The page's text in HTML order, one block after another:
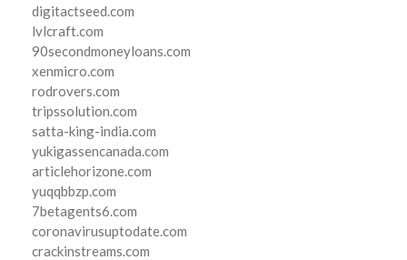
digitactseed.com
lvlcraft.com
90secondmoneyloans.com
xenmicro.com
rodrovers.com
tripssolution.com
satta-king-india.com
yukigassencanada.com
articlehorizone.com
yuqqbbzp.com
7betagents6.com
coronavirusuptodate.com
crackinstreams.com